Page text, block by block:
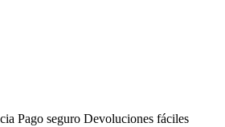
Pago seguro Devoluciones fáciles